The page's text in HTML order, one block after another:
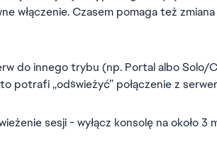
włączenie. Czasem pomaga też
do innego trybu (np. Portal albo Solo/
potrafi „odświeżyć” połączenie z
sesji - wyłącz konsolę na około